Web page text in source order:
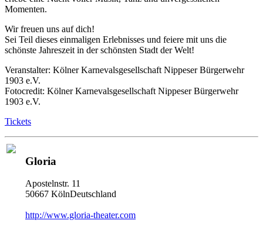
Momenten.
Wir freuen uns auf dich!
Sei Teil dieses einmaligen Erlebnisses und feiere mit uns die
schönste Jahreszeit in der schönsten Stadt der Welt!
Veranstalter: Kölner Karnevalsgesellschaft Nippeser Bürgerwehr
1903 e.V.
Fotocredit: Kölner Karnevalsgesellschaft Nippeser Bürgerwehr
1903 e.V.
Tickets
Gloria
Apostelnstr. 11
50667 KölnDeutschland
http://www.gloria-theater.com